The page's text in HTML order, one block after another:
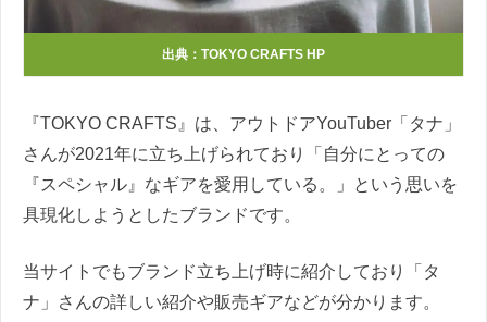
出典：TOKYO CRAFTS HP
『TOKYO CRAFTS』は、アウトドアYouTuber「タナ」
さんが2021年に立ち上げられており「自分にとっての
『スペシャル』なギアを愛用している。」という思いを
具現化しようとしたブランドです。
当サイトでもブランド立ち上げ時に紹介しており「タ
ナ」さんの詳しい紹介や販売ギアなどが分かります。